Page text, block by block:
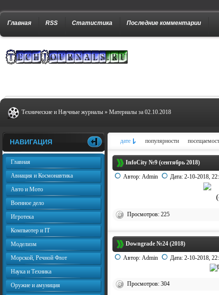
Главная RSS Статистика Последние комментарии
Технические и Научные журналы » Материалы за 02.10.2018
дате популярности
InfoCity №9 (сентябрь 2018)
Автор: Admin Дата: 2-10-2018,
Просмотров: 225
Downgrade №24 (2018)
Автор: Admin Дата: 2-10-2018,
Просмотров: 304
НАВИГАЦИЯ
Главная
Авиация и Космонавтика
Авто и Мото
Военное дело
Игротека
Компьютер и IT
Моделизм
Морской, Речной Флот
Наука и Техника
Оружие и амуниция